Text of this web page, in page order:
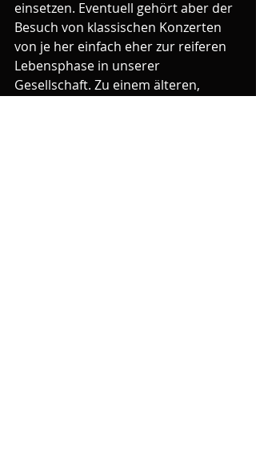
einsetzen. Eventuell gehört aber der
Besuch von klassischen Konzerten
von je her einfach eher zur reiferen
Lebensphase in unserer
Gesellschaft. Zu einem älteren,